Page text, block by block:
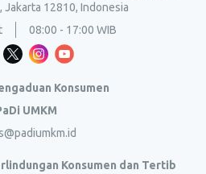
Jakarta 12810, Indonesia
08:00 - 17:00 WIB
Konsumen
UMKM
Konsumen dan Tertib